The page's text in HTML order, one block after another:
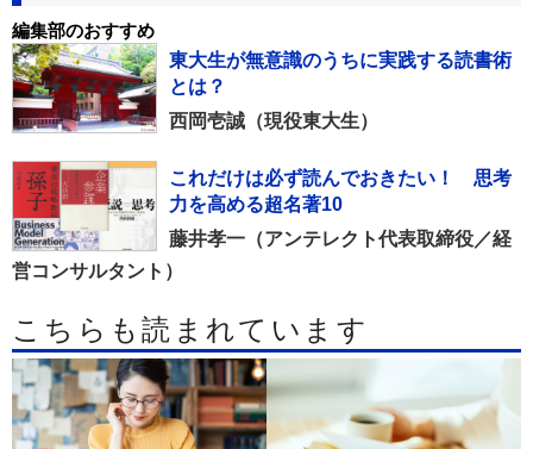
編集部のおすすめ
東大生が無意識のうちに実践する読書術
とは？
西岡壱誠（現役東大生）
これだけは必ず読んでおきたい！ 思考
力を高める超名著10
藤井孝一（アンテレクト代表取締役／経
営コンサルタント）
こちらも読まれています